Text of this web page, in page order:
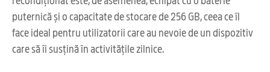
puternică și o capacitate de stocare de 256 GB, ceea ce îl
face ideal pentru utilizatorii care au nevoie de un dispozitiv
care să îi susțină în activitățile zilnice.